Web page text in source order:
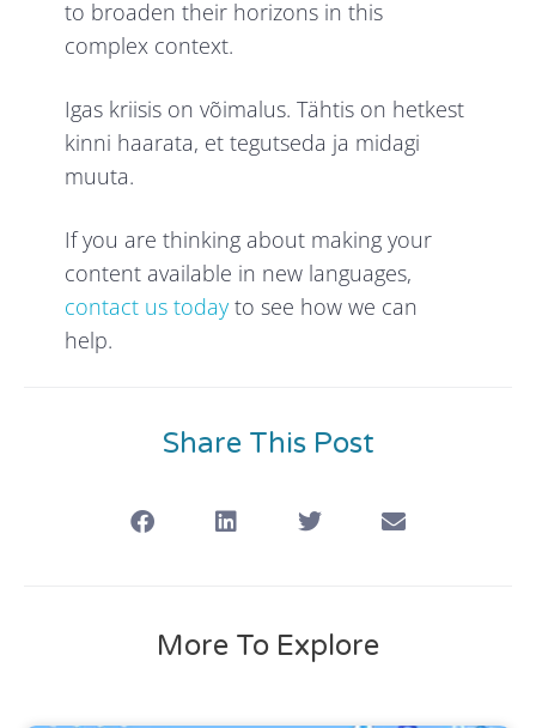
to broaden their horizons in this
complex context.
Igas kriisis on võimalus. Tähtis on hetkest
kinni haarata, et tegutseda ja midagi
muuta.
If you are thinking about making your
content available in new languages,
contact us todayto see how we can
help.
Share This Post
More To Explore